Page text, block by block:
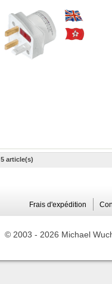
5 article(s)
Frais d'expédition
© 2003 - 2026 Michael